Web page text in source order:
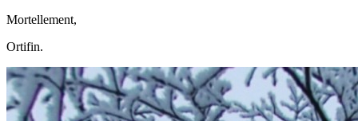
Mortellement,
Ortifin.